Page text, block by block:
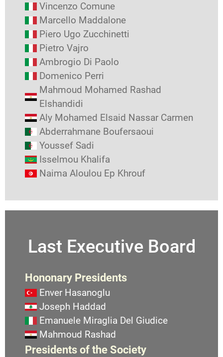
Vincenzo Comune
Marcello Maddalone
Piero Ugo Zucchinetti
Pietro Vajro
Ambrogio Di Paolo
Domenico Perri
Mahmoud Mohamed Rashad
Elshandidi
Aly Mohamed Elsaid Nassar Carmen
Abderrahmane Boufersaoui
Youssef Sadi
Isselmou Khalifa
Naima Aloulou Ep Khrouf
Last Executive Board
Hononary Presidents
Enver Hasanoglu
Joseph Haddad
Emanuele Miraglia Del Giudice
Mahmoud Rashad
Presidents of the Society